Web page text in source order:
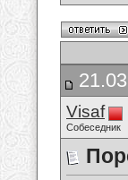
Visaf
Собеседник